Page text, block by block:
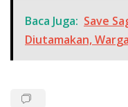
Baca Juga: Save
Diutamakan,